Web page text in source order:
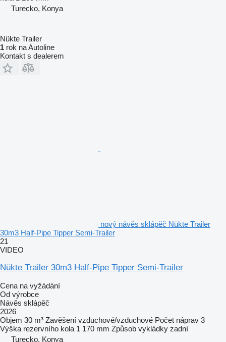
Turecko, Konya
Nükte Trailer
1 rok na Autoline
Kontakt s dealerem
nový návěs sklápěč Nükte Trailer
30m3 Half-Pipe Tipper Semi-Trailer
21
VIDEO
Nükte Trailer 30m3 Half-Pipe Tipper Semi-Trailer
Cena na vyžádání
Od výrobce
Návěs sklápěč
2026
Objem 30 m³ Zavěšení vzduchové/vzduchové Počet náprav 3
Výška rezervního kola 1 170 mm Způsob vykládky zadní
Turecko, Konya